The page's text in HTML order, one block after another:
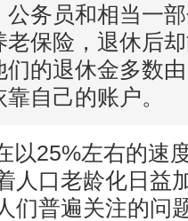
务员和相当一
老保险，退休后
的退休金多数
自己的账户。
以25%左右的速
人口老龄化日益
们普遍关注的问